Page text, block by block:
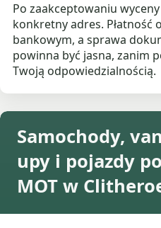
Po zaakceptowaniu
konkretny adres. Płatność
bankowym, a sprawa
powinna być jasna, zanim
Twoją odpowiedzialnością.
Samochody,
upy i pojazdy
MOT w